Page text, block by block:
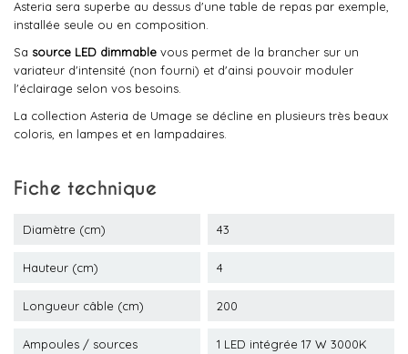
Asteria sera superbe au dessus d'une table de repas par exemple,
installée seule ou en composition.
Sa source LED dimmable vous permet de la brancher sur un
variateur d'intensité (non fourni) et d'ainsi pouvoir moduler
l'éclairage selon vos besoins.
La collection Asteria de Umage se décline en plusieurs très beaux
coloris, en lampes et en lampadaires.
Fiche technique
Diamètre (cm) 43
Hauteur (cm) 4
Longueur câble (cm) 200
Ampoules / sources
1 LED intégrée 17 W 3000K